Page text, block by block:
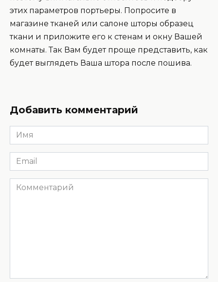
этих параметров портьеры. Попросите в
магазине тканей или салоне шторы образец
ткани и приложите его к стенам и окну Вашей
комнаты. Так Вам будет проще представить, как
будет выглядеть Ваша штора после пошива.
Добавить комментарий
Имя
*
Email
*
Комментарий